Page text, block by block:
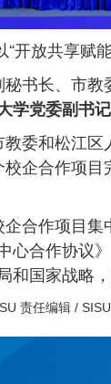
“开放共享赋
秘书长、市
学党委副书
委和松江
企合作项
合作项目
心合作协议
和国家战略
责任编辑 / SISU